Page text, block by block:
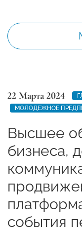
22 Марта 2024
МОЛОДЕЖНОЕ
Высшее
бизнеса,
события